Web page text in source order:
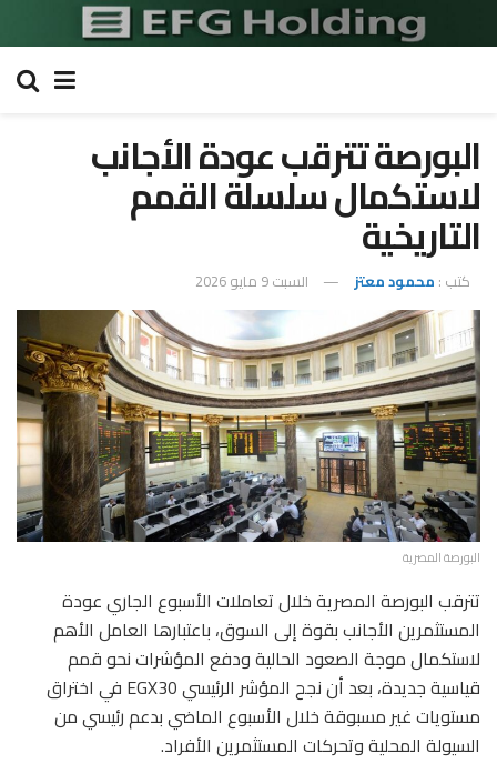
البورصة تترقب عودة الأجانب
لاستكمال سلسلة القمم
التاريخية
كتب : محمود معتز السبت 9 مايو 2026
البورصة المصرية
تترقب البورصة المصرية خلال تعاملات الأسبوع الجاري عودة
المستثمرين الأجانب بقوة إلى السوق، باعتبارها العامل الأهم
لاستكمال موجة الصعود الحالية ودفع المؤشرات نحو قمم
قياسية جديدة، بعد أن نجح المؤشر الرئيسي EGX30 في اختراق
مستويات غير مسبوقة خلال الأسبوع الماضي بدعم رئيسي من
السيولة المحلية وتحركات المستثمرين الأفراد.